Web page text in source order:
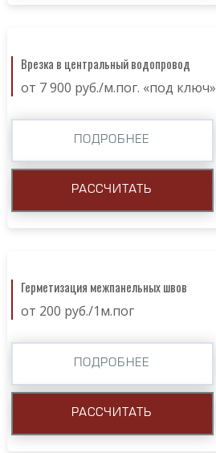
Врезка в центральный водопровод
от 7 900 руб./м.пог. «под ключ»
ПОДРОБНЕЕ
РАССЧИТАТЬ
Герметизация межпанельных швов
от 200 руб./1м.пог
ПОДРОБНЕЕ
РАССЧИТАТЬ